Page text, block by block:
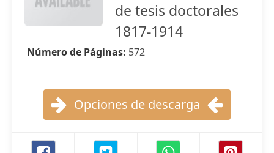
de tesis doctorales
1817-1914
Número de Páginas: 572
Opciones de descarga